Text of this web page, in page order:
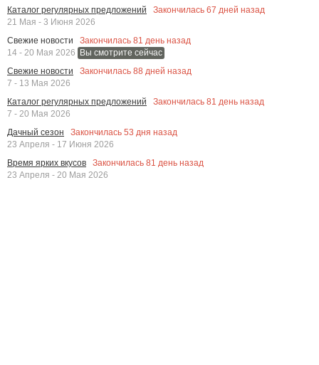
Каталог регулярных предложений
Закончилась 67 дней назад
21 Мая - 3 Июня 2026
Свежие новости
Закончилась 81 день назад
14 - 20 Мая 2026
Вы смотрите сейчас
Свежие новости
Закончилась 88 дней назад
7 - 13 Мая 2026
Каталог регулярных предложений
Закончилась 81 день назад
7 - 20 Мая 2026
Дачный сезон
Закончилась 53 дня назад
23 Апреля - 17 Июня 2026
Время ярких вкусов
Закончилась 81 день назад
23 Апреля - 20 Мая 2026